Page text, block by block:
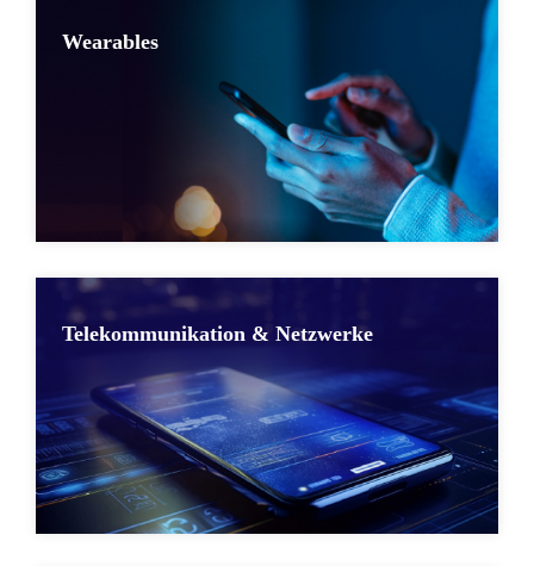
Wearables
Telekommunikation & Netzwerke